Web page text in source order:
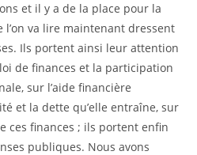
et il y a de la place pour la
l’on va lire maintenant dressent
Ils portent ainsi leur attention
de finances et la participation
sur l’aide financière
et la dette qu’elle entraîne, sur
ces finances ; ils portent enfin
publiques. Nous avons